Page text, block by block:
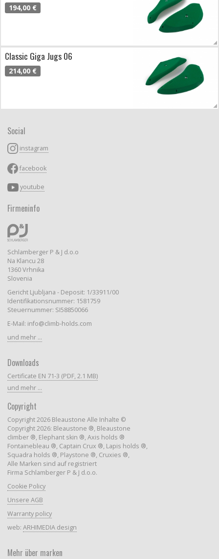
194,00 €
Classic Giga Jugs 06
214,00 €
Social
instagram
facebook
youtube
Firmeninfo
Schlamberger P & J d.o.o
Na Klancu 28
1360 Vrhnika
Slovenia
Gericht Ljubljana - Deposit: 1/33911/00
Identifikationsnummer: 1581759
Steuernummer: SI58850066
E-Mail: info@climb-holds.com
und mehr ...
Downloads
Certificate EN 71-3 (PDF, 2.1 MB)
und mehr ...
Copyright
Copyright 2026 Bleaustone Alle Inhalte ©
Copyright 2026: Bleaustone ®, Bleaustone
climber ®, Elephant skin ®, Axis holds ®
Fontainebleau ®, Captain Crux ®, Lapis holds ®,
Squadra holds ®, Playstone ®, Cruxies ®,
Alle Marken sind auf registriert
Firma Schlamberger P & J d.o.o.
Cookie Policy
Unsere AGB
Warranty policy
web: ARHIMEDIA design
Mehr über marken